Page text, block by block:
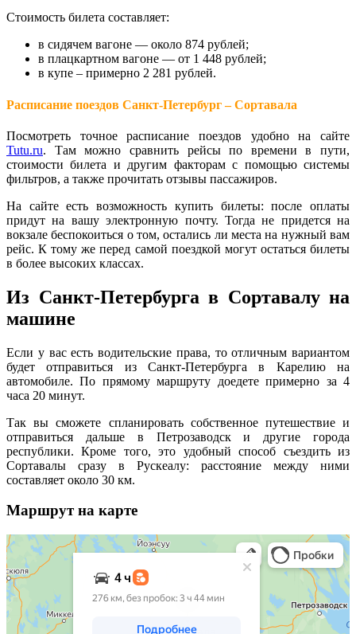
Стоимость билета составляет:
в сидячем вагоне — около 874 рублей;
в плацкартном вагоне — от 1 448 рублей;
в купе – примерно 2 281 рублей.
Расписание поездов Санкт-Петербург – Сортавала
Посмотреть точное расписание поездов удобно на сайте
Tutu.ru. Там можно сравнить рейсы по времени в пути,
стоимости билета и другим факторам с помощью системы
фильтров, а также прочитать отзывы пассажиров.
На сайте есть возможность купить билеты: после оплаты
придут на вашу электронную почту. Тогда не придется на
вокзале беспокоиться о том, остались ли места на нужный вам
рейс. К тому же перед самой поездкой могут остаться билеты
в более высоких классах.
Из Санкт-Петербурга в Сортавалу на
машине
Если у вас есть водительские права, то отличным вариантом
будет отправиться из Санкт-Петербурга в Карелию на
автомобиле. По прямому маршруту доедете примерно за 4
часа 20 минут.
Так вы сможете спланировать собственное путешествие и
отправиться дальше в Петрозаводск и другие города
республики. Кроме того, это удобный способ съездить из
Сортавалы сразу в Рускеалу: расстояние между ними
составляет около 30 км.
Маршрут на карте